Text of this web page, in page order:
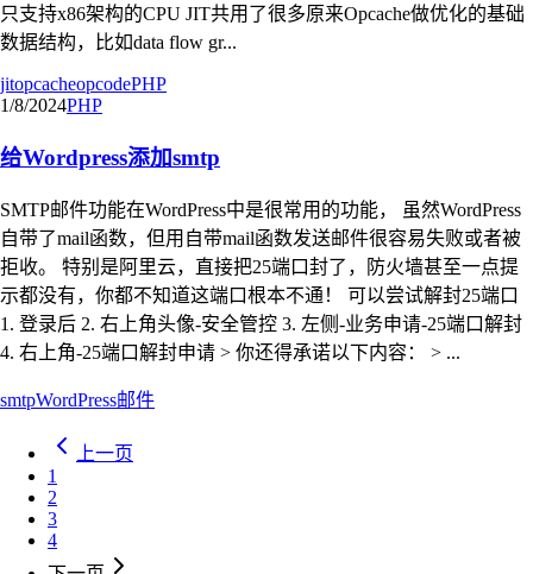
只支持x86架构的CPU JIT共用了很多原来Opcache做优化的基础
数据结构，比如data flow gr...
jitopcacheopcodePHP
1/8/2024PHP
给Wordpress添加smtp
SMTP邮件功能在WordPress中是很常用的功能， 虽然WordPress
自带了mail函数，但用自带mail函数发送邮件很容易失败或者被
拒收。 特别是阿里云，直接把25端口封了，防火墙甚至一点提
示都没有，你都不知道这端口根本不通！ 可以尝试解封25端口
1. 登录后 2. 右上角头像-安全管控 3. 左侧-业务申请-25端口解封
4. 右上角-25端口解封申请 > 你还得承诺以下内容： > ...
smtpWordPress邮件
上一页
1
2
3
4